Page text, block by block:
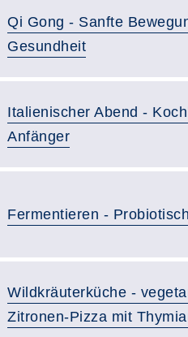
Qi Gong - Sanfte
Gesundheit
Italienischer Abend -
Anfänger
Fermentieren -
Wildkräuterküche -
Zitronen-Pizza mit